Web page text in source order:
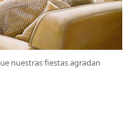
nuestras fiestas agradan